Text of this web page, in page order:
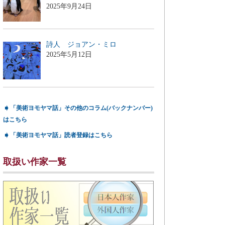
2025年9月24日
詩人 ジョアン・ミロ
2025年5月12日
➧
「美術ヨモヤマ話」その他のコラム(バックナンバー)
はこちら
➧ 「美術ヨモヤマ話」読者登録はこちら
取扱い作家一覧